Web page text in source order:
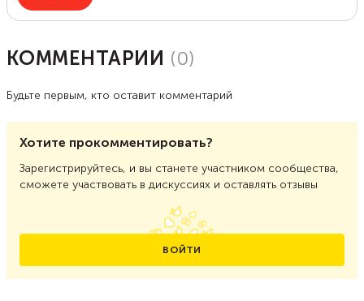
КОММЕНТАРИИ (0)
Будьте первым, кто оставит комментарий
Хотите прокомментировать?
Зарегистрируйтесь, и вы станете участником сообщества,
сможете участвовать в дискуссиях и оставлять отзывы
ВОЙТИ